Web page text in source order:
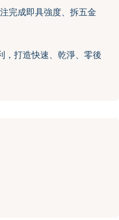
完成即具強度、拆五金
，打造快速、乾淨、零後